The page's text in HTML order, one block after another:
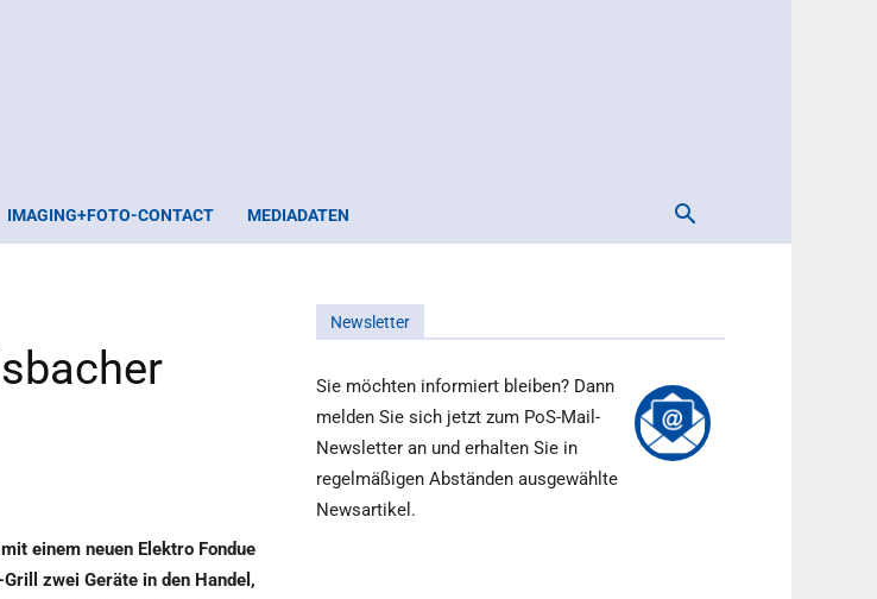
IMAGING+FOTO-CONTACT MEDIADATEN
einem neuen Elektro Fondue
zwei Geräte in den Handel,
Newsletter
Sie möchten informiert bleiben? Dann
melden Sie sich jetzt zum PoS-Mail-
Newsletter an und erhalten Sie in
regelmäßigen Abständen ausgewählte
Newsartikel.